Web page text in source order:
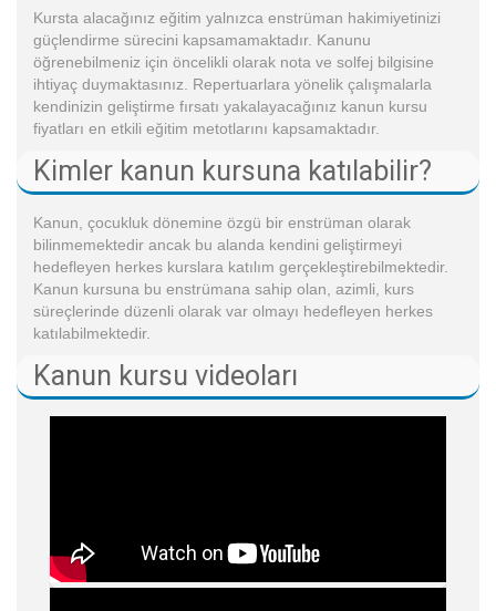
Kursta alacağınız eğitim yalnızca enstrüman hakimiyetinizi
güçlendirme sürecini kapsamamaktadır. Kanunu
öğrenebilmeniz için öncelikli olarak nota ve solfej bilgisine
ihtiyaç duymaktasınız. Repertuarlara yönelik çalışmalarla
kendinizin geliştirme fırsatı yakalayacağınız kanun kursu
fiyatları en etkili eğitim metotlarını kapsamaktadır.
Kimler kanun kursuna katılabilir?
Kanun, çocukluk dönemine özgü bir enstrüman olarak
bilinmemektedir ancak bu alanda kendini geliştirmeyi
hedefleyen herkes kurslara katılım gerçekleştirebilmektedir.
Kanun kursuna bu enstrümana sahip olan, azimli, kurs
süreçlerinde düzenli olarak var olmayı hedefleyen herkes
katılabilmektedir.
Kanun kursu videoları